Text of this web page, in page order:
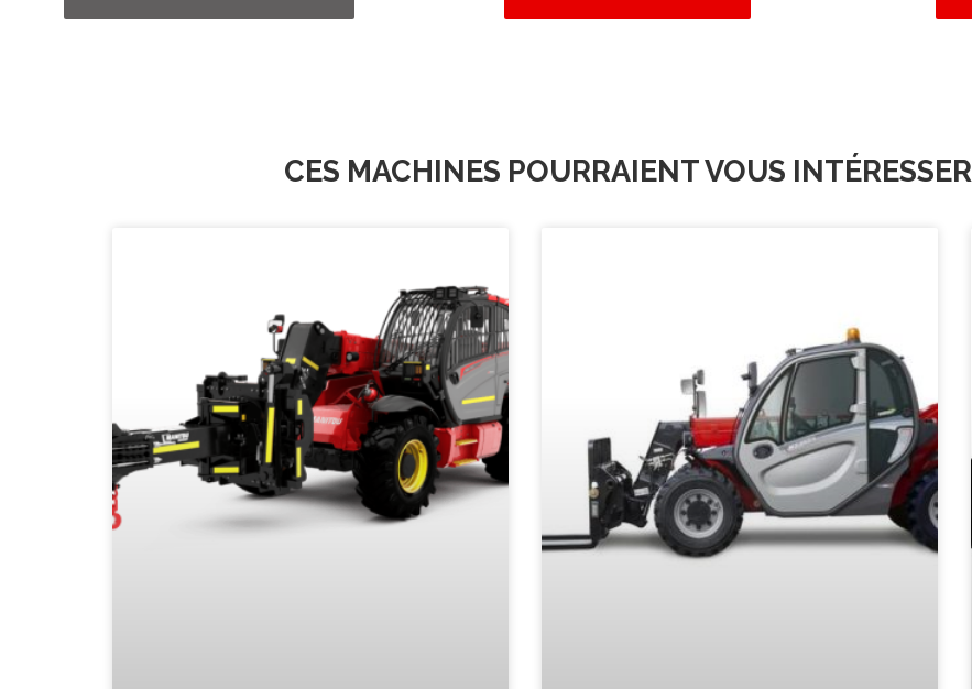
CES MACHINES POURRAIENT VOUS INTÉRESSER